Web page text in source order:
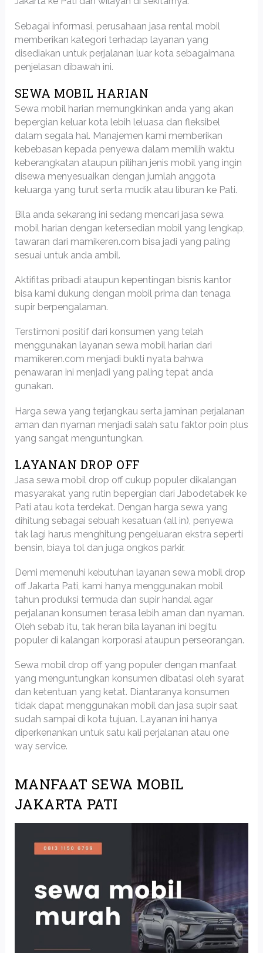
Sebagai informasi, perusahaan jasa rental mobil
memberikan kategori terhadap layanan yang
disediakan untuk perjalanan luar kota sebagaimana
penjelasan dibawah ini.
SEWA MOBIL HARIAN
Sewa mobil harian memungkinkan anda yang akan
bepergian keluar kota lebih leluasa dan fleksibel
dalam segala hal. Manajemen kami memberikan
kebebasan kepada penyewa dalam memilih waktu
keberangkatan ataupun pilihan jenis mobil yang ingin
disewa menyesuaikan dengan jumlah anggota
keluarga yang turut serta mudik atau liburan ke Pati.
Bila anda sekarang ini sedang mencari jasa sewa
mobil harian dengan ketersedian mobil yang lengkap,
tawaran dari mamikeren.com bisa jadi yang paling
sesuai untuk anda ambil.
Aktifitas pribadi ataupun kepentingan bisnis kantor
bisa kami dukung dengan mobil prima dan tenaga
supir berpengalaman.
Terstimoni positif dari konsumen yang telah
menggunakan layanan sewa mobil harian dari
mamikeren.com menjadi bukti nyata bahwa
penawaran ini menjadi yang paling tepat anda
gunakan.
Harga sewa yang terjangkau serta jaminan perjalanan
aman dan nyaman menjadi salah satu faktor poin plus
yang sangat menguntungkan.
LAYANAN DROP OFF
Jasa sewa mobil drop off cukup populer dikalangan
masyarakat yang rutin bepergian dari Jabodetabek ke
Pati atau kota terdekat. Dengan harga sewa yang
dihitung sebagai sebuah kesatuan (all in), penyewa
tak lagi harus menghitung pengeluaran ekstra seperti
bensin, biaya tol dan juga ongkos parkir.
Demi memenuhi kebutuhan layanan sewa mobil drop
off Jakarta Pati, kami hanya menggunakan mobil
tahun produksi termuda dan supir handal agar
perjalanan konsumen terasa lebih aman dan nyaman.
Oleh sebab itu, tak heran bila layanan ini begitu
populer di kalangan korporasi ataupun perseorangan.
Sewa mobil drop off yang populer dengan manfaat
yang menguntungkan konsumen dibatasi oleh syarat
dan ketentuan yang ketat. Diantaranya konsumen
tidak dapat menggunakan mobil dan jasa supir saat
sudah sampai di kota tujuan. Layanan ini hanya
diperkenankan untuk satu kali perjalanan atau one
way service.
MANFAAT SEWA MOBIL
JAKARTA PATI